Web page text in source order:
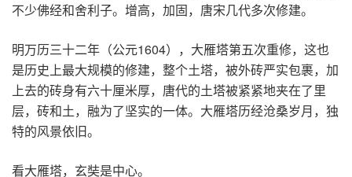
不少佛经和舍利子。增高，加固，唐宋几代多次修建。
明万历三十二年（公元1604），大雁塔第五次重修，这也
是历史上最大规模的修建，整个土塔，被外砖严实包裹，加
上去的砖身有六十厘米厚，唐代的土塔被紧紧地夹在了里
层，砖和土，融为了坚实的一体。大雁塔历经沧桑岁月，独
特的风景依旧。
看大雁塔，玄奘是中心。